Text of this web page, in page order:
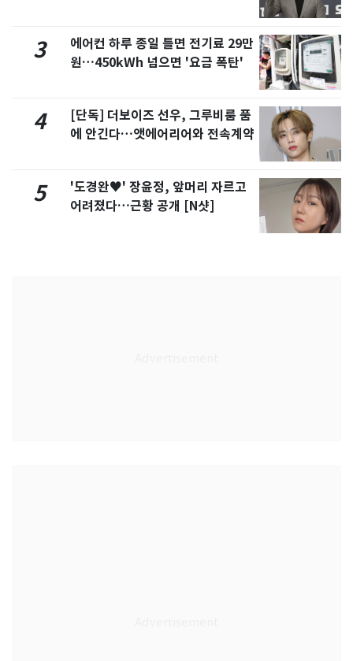
3
에어컨 하루 종일 틀면 전기료 29만
원…450kWh 넘으면 '요금 폭탄'
4
[단독] 더보이즈 선우, 그루비룸 품
에 안긴다…앳에어리어와 전속계약
5
'도경완♥' 장윤정, 앞머리 자르고
어려졌다…근황 공개 [N샷]